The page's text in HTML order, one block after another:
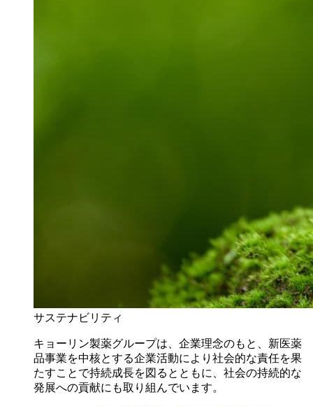
サステナビリティ
キョーリン製薬グループは、企業理念のもと、新医薬
品事業を中核とする企業活動により社会的な責任を果
たすことで持続成長を図るとともに、社会の持続的な
発展への貢献にも取り組んでいます。